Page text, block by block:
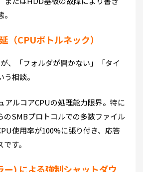
（CPUボトルネック）
、「フォルダが開かない」「タイ
相談。
アルコアCPUの処理能力限界。特に
のSMBプロトコルでの多数ファイル
使用率が100%に張り付き、応答
す。
ー) による強制シャットダウ